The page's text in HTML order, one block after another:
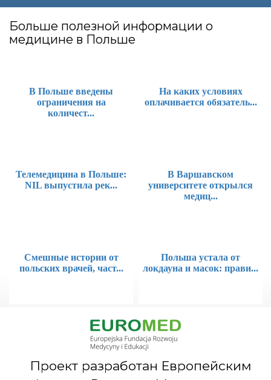
Больше полезной информации о
медицине в Польше
В Польше введены
ограничения на
количест...
На каких условиях
оплачивается обязатель...
Телемедицина в Польше:
NIL выпустила рек...
В Варшавском
университете открылся
медиц...
Смешные истории от
польских врачей, част...
Польша устала от
локдауна и масок: прави...
Проект разработан Европейским